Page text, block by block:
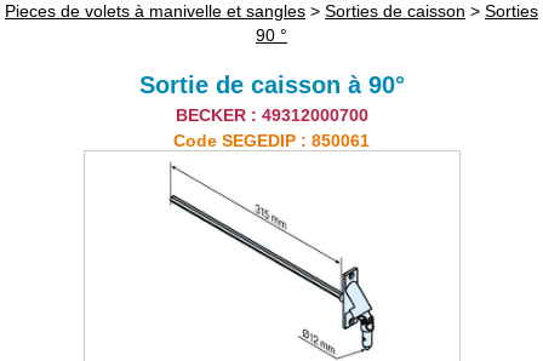
Pieces de volets à manivelle et sangles > Sorties de caisson > Sorties
90 °
Sortie de caisson à 90°
BECKER : 49312000700
Code SEGEDIP : 850061